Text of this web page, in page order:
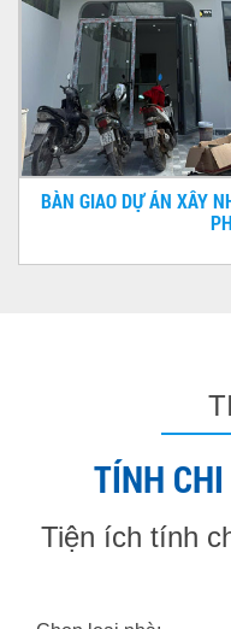
BÀN GIAO DỰ ÁN XÂY
TÍNH
Tiện ích tính